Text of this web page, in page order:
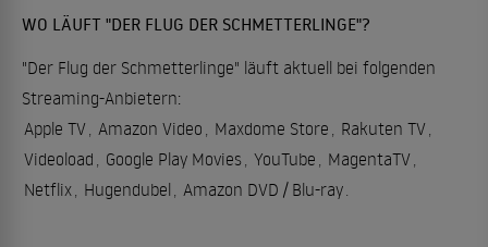
WO LÄUFT "DER FLUG DER SCHMETTERLINGE"?
"Der Flug der Schmetterlinge" läuft aktuell bei folgenden
Streaming-Anbietern:
Apple TV Amazon Video Maxdome Store Rakuten TV
Videoload
Google Play Movies YouTube MagentaTV
Netflix Hugendubel Amazon DVD / Blu-ray